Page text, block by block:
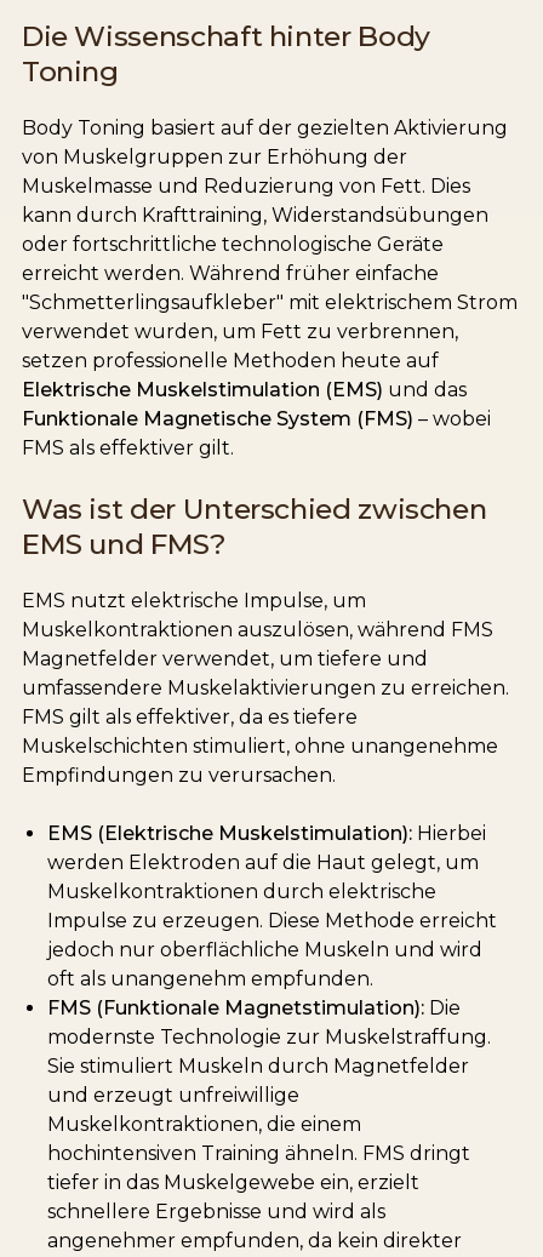
Die Wissenschaft hinter Body
Toning
Body Toning basiert auf der gezielten Aktivierung
von Muskelgruppen zur Erhöhung der
Muskelmasse und Reduzierung von Fett. Dies
kann durch Krafttraining, Widerstandsübungen
oder fortschrittliche technologische Geräte
erreicht werden. Während früher einfache
"Schmetterlingsaufkleber" mit elektrischem Strom
verwendet wurden, um Fett zu verbrennen,
setzen professionelle Methoden heute auf
Elektrische Muskelstimulation (EMS) und das
Funktionale Magnetische System (FMS) – wobei
FMS als effektiver gilt.
Was ist der Unterschied zwischen
EMS und FMS?
EMS nutzt elektrische Impulse, um
Muskelkontraktionen auszulösen, während FMS
Magnetfelder verwendet, um tiefere und
umfassendere Muskelaktivierungen zu erreichen.
FMS gilt als effektiver, da es tiefere
Muskelschichten stimuliert, ohne unangenehme
Empfindungen zu verursachen.
EMS (Elektrische Muskelstimulation):Hierbei
werden Elektroden auf die Haut gelegt, um
Muskelkontraktionen durch elektrische
Impulse zu erzeugen. Diese Methode erreicht
jedoch nur oberflächliche Muskeln und wird
oft als unangenehm empfunden.
FMS (Funktionale Magnetstimulation):Die
modernste Technologie zur Muskelstraffung.
Sie stimuliert Muskeln durch Magnetfelder
und erzeugt unfreiwillige
Muskelkontraktionen, die einem
hochintensiven Training ähneln. FMS dringt
tiefer in das Muskelgewebe ein, erzielt
schnellere Ergebnisse und wird als
angenehmer empfunden, da kein direkter